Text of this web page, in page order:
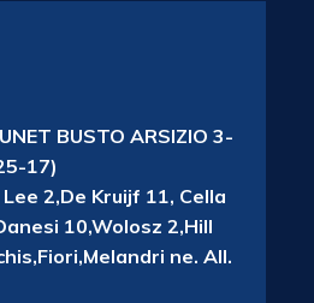
BUSTO ARSIZIO 3-
17)
2,De Kruijf 11, Cella
10,Wolosz 2,Hill
ne. All.